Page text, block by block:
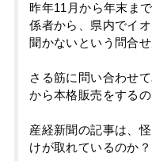
昨年11月から年末ま
係者から、県内でイ
聞かないという問合せ
さる筋に問い合わせ
から本格販売をする
産経新聞の記事は、
けが取れているのか？